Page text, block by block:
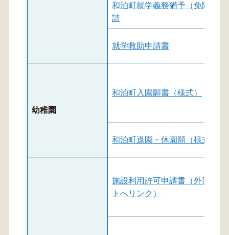
和泊町就学義務猶予（免除）申
請
就学救助申請書
幼稚園
和泊町入園願書（様式）
和泊町退園・休園願（様式）
施設利用許可申請書（外部サイ
トへリンク）